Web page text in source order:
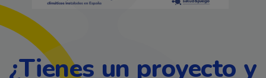
¿Tienes un proyecto y